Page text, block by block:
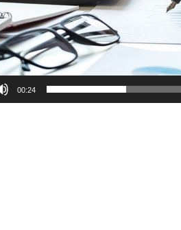
00:24